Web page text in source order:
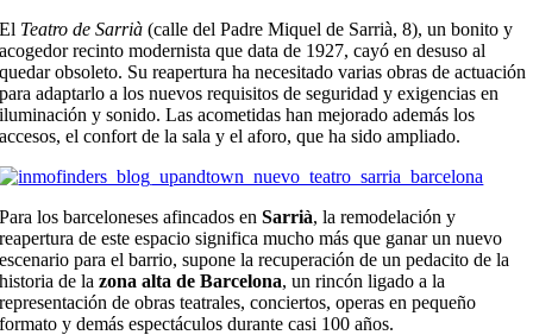
El Teatro de Sarrià(calle del Padre Miquel de Sarrià, 8), un bonito y
acogedor recinto modernista que data de 1927, cayó en desuso al
quedar obsoleto. Su reapertura ha necesitado varias obras de actuación
para adaptarlo a los nuevos requisitos de seguridad y exigencias en
iluminación y sonido. Las acometidas han mejorado además los
accesos, el confort de la sala y el aforo, que ha sido ampliado.
Para los barceloneses afincados enSarrià, la remodelación y
reapertura de este espacio significa mucho más que ganar un nuevo
escenario para el barrio, supone la recuperación de un pedacito de la
historia de lazona alta de Barcelona, un rincón ligado a la
representación de obras teatrales, conciertos, operas en pequeño
formato y demás espectáculos durante casi 100 años.